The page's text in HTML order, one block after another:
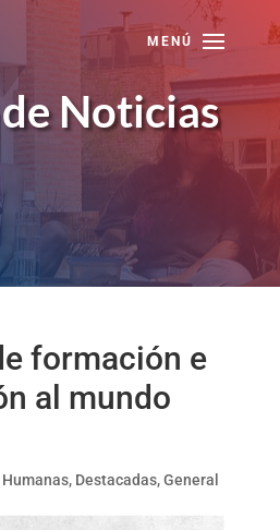
Noticias
formación e
al mundo
, Destacadas,General